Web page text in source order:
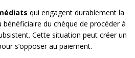
qui engagent durablement la
du chèque de procéder à
Cette situation peut créer un
s’opposer au paiement.